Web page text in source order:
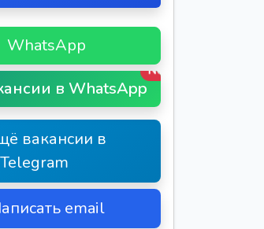
WhatsApp
в WhatsApp
New
вакансии в
Telegram
email